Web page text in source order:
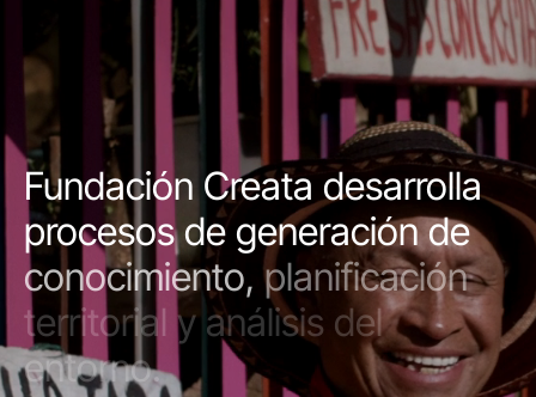
Fundación Creata desarrolla
procesos de generación de
conocimiento, planificación
territorial y análisis del
entorno.